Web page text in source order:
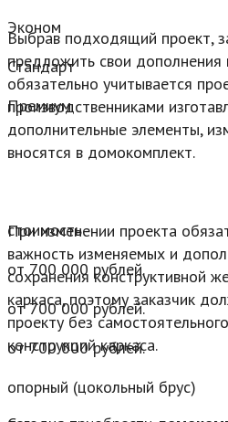
Выбрав подходящий проект,
предложить свои дополнения
обязательно учитывается
производственниками
дополнительные элементы,
вносятся в домокомплект.
При изменении проекта
важность изменяемых и
сохранения конструктивной
каркаса, поэтому заказчик
проекту без
конструкций каркаса.
Эконом
Стандарт
Премиум
стоимость
от 700 000 рублей.
от 700 000 рублей.
от 700 000 рублей.
опорный (цокольный брус)